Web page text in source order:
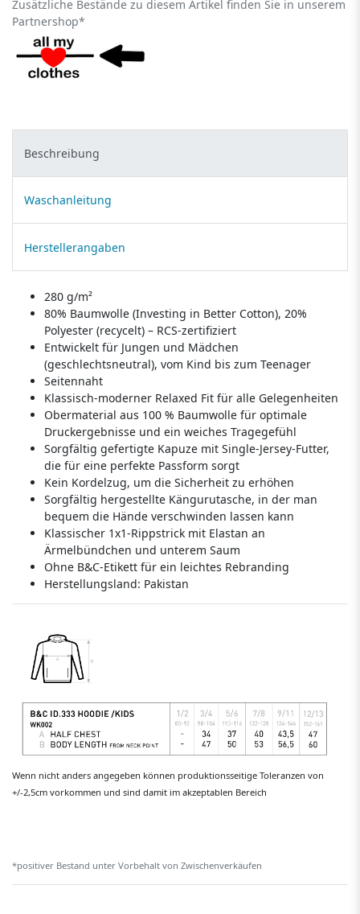
Zusätzliche Bestände zu diesem Artikel finden Sie in unserem
Partnershop*
Beschreibung
Waschanleitung
Herstellerangaben
280 g/m²
80% Baumwolle (Investing in Better Cotton), 20%
Polyester (recycelt) – RCS-zertifiziert
Entwickelt für Jungen und Mädchen
(geschlechtsneutral), vom Kind bis zum Teenager
Seitennaht
Klassisch-moderner Relaxed Fit für alle Gelegenheiten
Obermaterial aus 100 % Baumwolle für optimale
Druckergebnisse und ein weiches Tragegefühl
Sorgfältig gefertigte Kapuze mit Single-Jersey-Futter,
die für eine perfekte Passform sorgt
Kein Kordelzug, um die Sicherheit zu erhöhen
Sorgfältig hergestellte Kängurutasche, in der man
bequem die Hände verschwinden lassen kann
Klassischer 1x1-Rippstrick mit Elastan an
Ärmelbündchen und unterem Saum
Ohne B&C-Etikett für ein leichtes Rebranding
Herstellungsland: Pakistan
Wenn nicht anders angegeben können produktionsseitige Toleranzen von
+/-2,5cm vorkommen und sind damit im akzeptablen Bereich
*positiver Bestand unter Vorbehalt von Zwischenverkäufen